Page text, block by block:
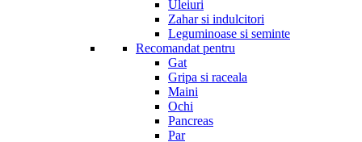
Uleiuri
Zahar si indulcitori
Leguminoase si seminte
Recomandat pentru
Gat
Gripa si raceala
Maini
Ochi
Pancreas
Par